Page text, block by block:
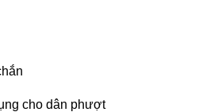
cho dân phượt